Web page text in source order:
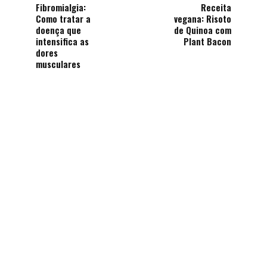
Fibromialgia:
Como tratar a
doença que
intensifica as
dores
musculares
Receita
vegana: Risoto
de Quinoa com
Plant Bacon